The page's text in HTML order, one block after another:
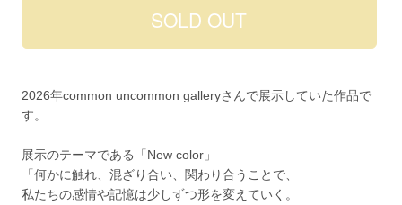
2026年common uncommon galleryさんで展示していた作品で
す。
展示のテーマである「New color」
「何かに触れ、混ざり合い、関わり合うことで、
私たちの感情や記憶は少しずつ形を変えていく。